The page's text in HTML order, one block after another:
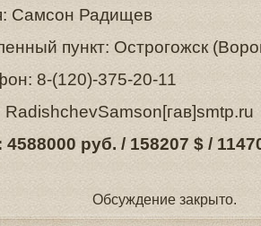
Самсон Радищев
пункт: Острогожск
8-(120)-375-20-11
RadishchevSamson[гав]smtp.ru
4588000 руб. / 158207 $ /
Обсуждение закрыто.